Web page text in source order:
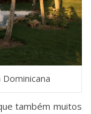
Dominicana
também muitos